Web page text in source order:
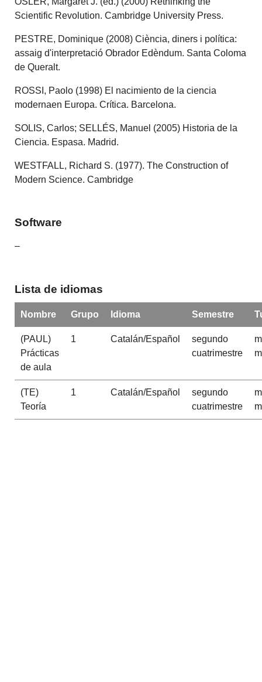
Scientific Revolution. Cambridge University Press.
PESTRE, Dominique (2008) Ciència, diners i política:
assaig d'interpretació Obrador Edèndum. Santa Coloma
de Queralt.
ROSSI, Paolo (1998) El nacimiento de la ciencia
modernaen Europa. Crítica. Barcelona.
SOLIS, Carlos; SELLÉS, Manuel (2005) Historia de la
Ciencia. Espasa. Madrid.
WESTFALL, Richard S. (1977). The Construction of
Modern Science. Cambridge
Software
–
Lista de idiomas
Nombre Grupo Idioma Semestre
(PAUL)
Prácticas
de aula
1 Catalán/Español
segundo
cuatrimestre
(TE)
Teoría
1 Catalán/Español
segundo
cuatrimestre